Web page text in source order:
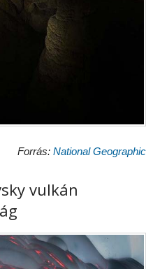
Forrás: National Geographic
vulkán